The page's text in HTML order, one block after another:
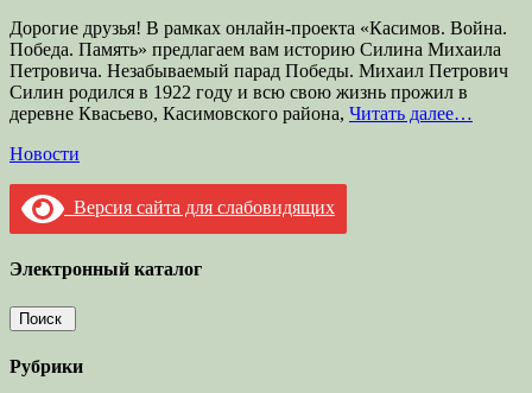
Дорогие друзья! В рамках онлайн-проекта «Касимов. Война.
Победа. Память» предлагаем вам историю Силина Михаила
Петровича. Незабываемый парад Победы. Михаил Петрович
Силин родился в 1922 году и всю свою жизнь прожил в
деревне Квасьево, Касимовского района, Читать далее…
Категории
Новости
Версия сайта для слабовидящих
Электронный каталог
Рубрики